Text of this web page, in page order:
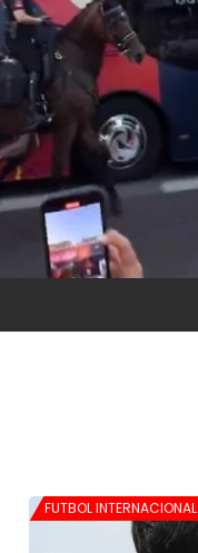
FUTBOL INTERNACIONAL